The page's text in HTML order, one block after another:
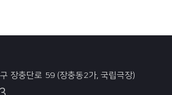
장충단로 59 (장충동2가, 국립극장)